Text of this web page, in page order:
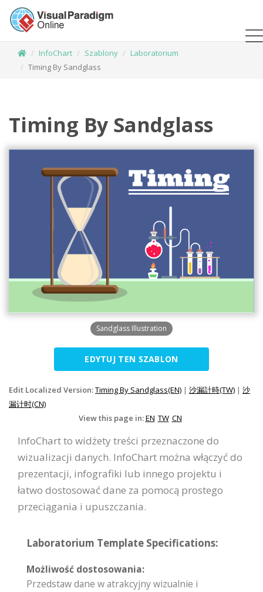
InfoChart Szablony
Laboratorium
Timing By Sandglass
Timing By Sandglass
Sandglass Illustration
EDYTUJ TEN SZABLON
Edit Localized Version:Timing By Sandglass(EN) | 沙漏計時(TW) | 沙
漏计时(CN)
View this page in:EN TW CN
InfoChart to widżety treści przeznaczone do
wizualizacji danych. InfoChart można włączyć do
prezentacji, infografiki lub innego projektu i
łatwo dostosować dane za pomocą prostego
przeciągania i upuszczania.
Laboratorium Template Specifications:
Możliwość dostosowania:
Przedstaw dane w atrakcyjny wizualnie i